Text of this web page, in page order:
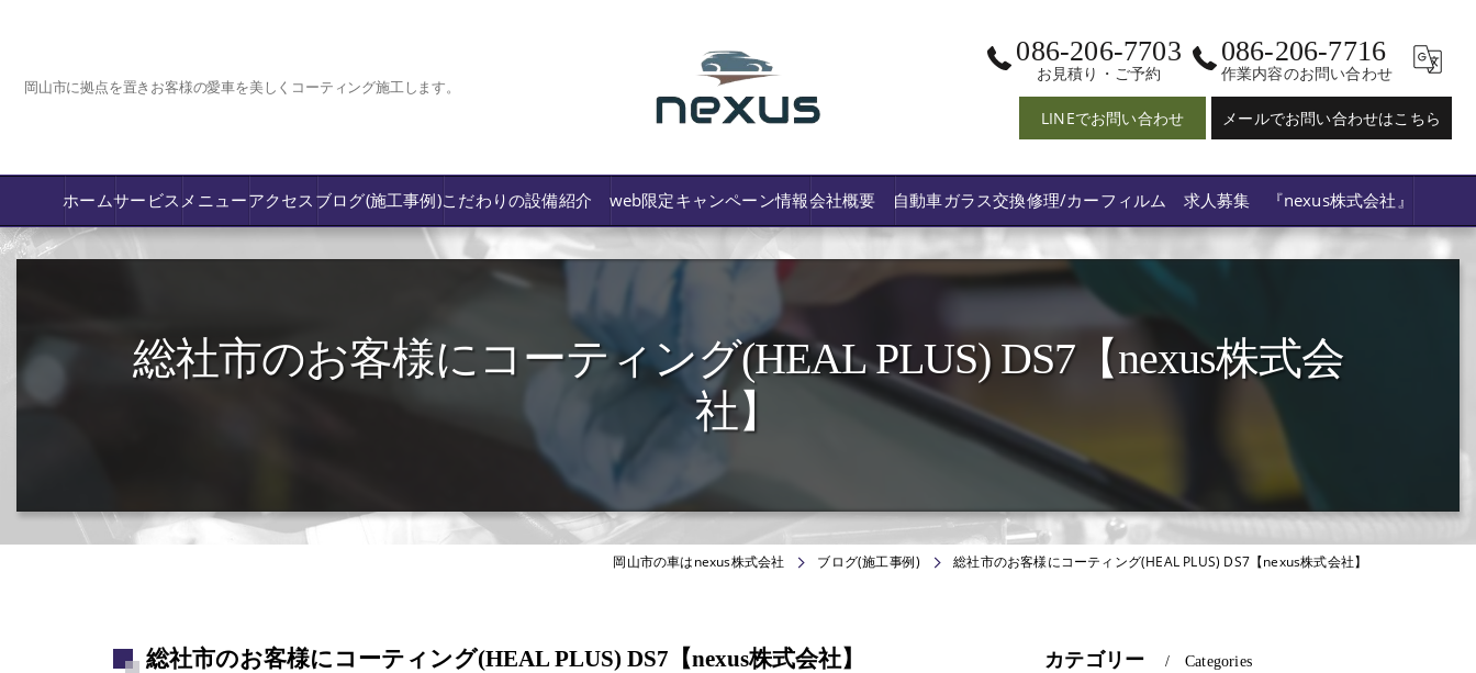
岡山市に拠点を置きお客様の愛車を美しくコーティング施工します。
086-206-7703
お見積り・ご予約
086-206-7716
作業内容のお問い合わせ
LINEでお問い合わせ メールでお問い合わせはこちら
ホームサービス メニュー
フロントガラス飛び石傷/補修修理か交換/費用や保険修理の可否など解説
カー用品取付･車販売･買取(ﾄﾞﾗﾚｺ･ﾅﾋﾞ等)
アクセス ブログ(施工事例)こだわりの設備紹介 web限定キャンペーン情報会社概要 自動車ガラス交換修理/カーフィルム 求人募集 『nexus株式会社』
総社市のお客様にコーティング(HEAL PLUS) DS7【nexus株式会
社】
岡山市の車はnexus株式会社 ブログ(施工事例) 総社市のお客様にコーティング(HEAL PLUS) DS7【nexus株式会社】
総社市のお客様にコーティング(HEAL PLUS) DS7【nexus株式会社】 カテゴリー Categories